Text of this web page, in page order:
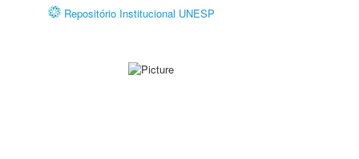
Repositório Institucional UNESP